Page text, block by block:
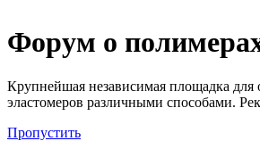
Форум о
Крупнейшая независимая площадка для
эластомеров различными способами.
Пропустить